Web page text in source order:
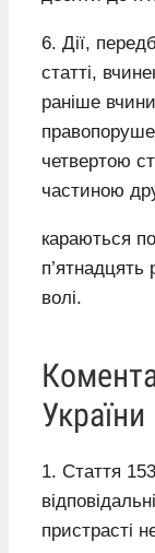
6. Дії,
статті,
раніше
четвертою
частиною
караються
п’ятнадцять
волі.
України
1. Стаття
пристрасті